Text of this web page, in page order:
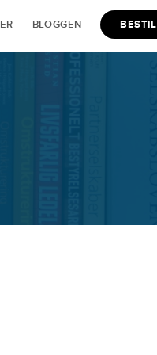
BLOGGEN BESTIL